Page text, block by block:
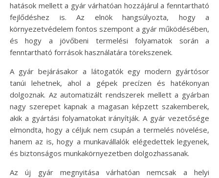
hatások mellett a gyár várhatóan hozzájárul a fenntartható
fejlődéshez is. Az elnök hangsúlyozta, hogy a
környezetvédelem fontos szempont a gyár működésében,
és hogy a jövőbeni termelési folyamatok során a
fenntartható források használatára törekszenek.
A gyár bejárásakor a látogatók egy modern gyártósor
tanúi lehetnek, ahol a gépek precízen és hatékonyan
dolgoznak. Az automatizált rendszerek mellett a gyárban
nagy szerepet kapnak a magasan képzett szakemberek,
akik a gyártási folyamatokat irányítják. A gyár vezetősége
elmondta, hogy a céljuk nem csupán a termelés növelése,
hanem az is, hogy a munkavállalók elégedettek legyenek,
és biztonságos munkakörnyezetben dolgozhassanak.
Az új gyár megnyitása várhatóan nemcsak a helyi